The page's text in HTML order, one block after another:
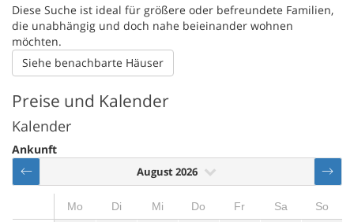
Diese Suche ist ideal für größere oder befreundete Familien,
die unabhängig und doch nahe beieinander wohnen
möchten.
Siehe benachbarte Häuser
Preise und Kalender
Kalender
Ankunft
August 2026
Mo Di Mi Do Fr Sa
So